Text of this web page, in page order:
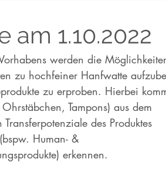
1.10.2022
werden die
zu hochfeiner Hanfwatte
zu erproben. Hierbei
Tampons) aus dem
des Produktes
Human- &
erkennen.